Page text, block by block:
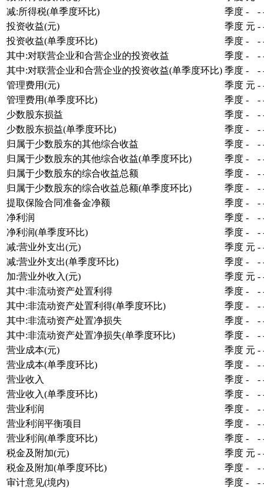
减:所得税(单季度环比)
季度 - -
投资收益(元)
季度 元 -
投资收益(单季度环比)
季度 - -
其中:对联营企业和合营企业的投资收益
季度 - -
其中:对联营企业和合营企业的投资收益(单季度环比) 季度 - -
管理费用(元)
季度 元 -
管理费用(单季度环比)
季度 - -
少数股东损益
季度 - -
少数股东损益(单季度环比)
季度 - -
归属于少数股东的其他综合收益
季度 - -
归属于少数股东的其他综合收益(单季度环比)
季度 - -
归属于少数股东的综合收益总额
季度 - -
归属于少数股东的综合收益总额(单季度环比)
季度 - -
提取保险合同准备金净额
季度 - -
净利润
季度 - -
净利润(单季度环比)
季度 - -
减:营业外支出(元)
季度 元 -
减:营业外支出(单季度环比)
季度 - -
加:营业外收入(元)
季度 元 -
其中:非流动资产处置利得
季度 - -
其中:非流动资产处置利得(单季度环比)
季度 - -
其中:非流动资产处置净损失
季度 - -
其中:非流动资产处置净损失(单季度环比)
季度 - -
营业成本(元)
季度 元 -
营业成本(单季度环比)
季度 - -
营业收入
季度 - -
营业收入(单季度环比)
季度 - -
营业利润
季度 - -
营业利润平衡项目
季度 - -
营业利润(单季度环比)
季度 - -
税金及附加(元)
季度 元 -
税金及附加(单季度环比)
季度 - -
审计意见(境内)
季度 - -